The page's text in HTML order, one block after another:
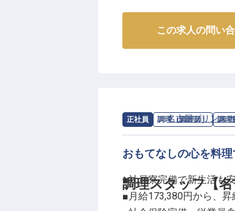
※2026年03月12日時点
この求人の問い
正社員 調理（調理師） 調理
調理スタッフ【
求人情報：名古屋プリンス
おもてなしの心を料
■社員寮完備で新生活も
■月給173,380円から、